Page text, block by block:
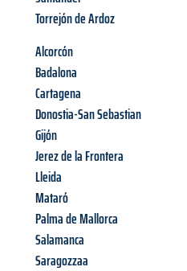
Torrejón de Ardoz
Alcorcón
Badalona
Cartagena
Donostia-San Sebastian
Gijón
Jerez de la Frontera
Lleida
Mataró
Palma de Mallorca
Salamanca
Saragozzaa